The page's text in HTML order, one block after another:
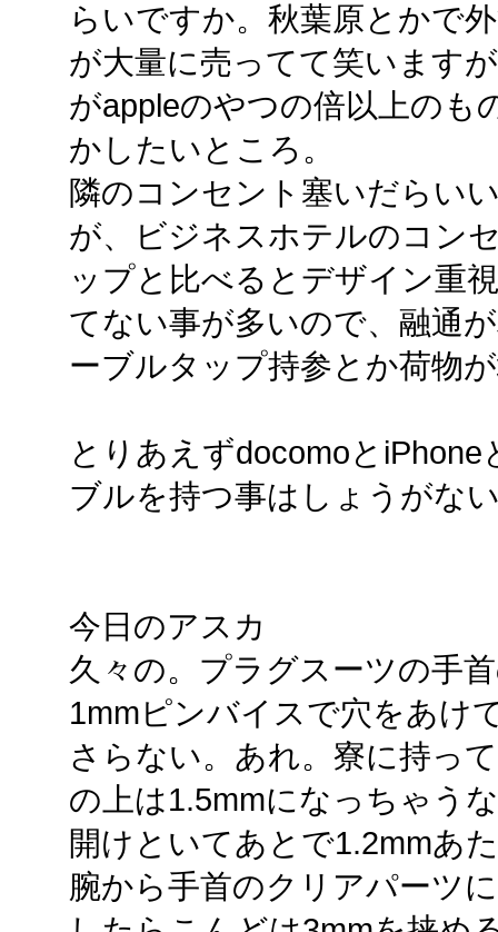
らいですか。秋葉原とかで
が大量に売ってて笑います
がappleのやつの倍以上のも
かしたいところ。
隣のコンセント塞いだらい
が、ビジネスホテルのコン
ップと比べるとデザイン重
てない事が多いので、融通
ーブルタップ持参とか荷物
とりあえずdocomoと
ブルを持つ事はしょうがな
今日のアスカ
久々の。プラグスーツの手
1mmピンバイスで穴をあけ
さらない。あれ。寮に持っ
の上は1.5mmになっちゃう
開けといてあとで1.2mmあ
腕から手首のクリアパーツ